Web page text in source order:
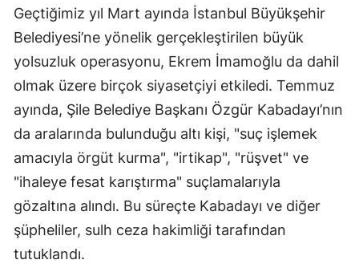
Geçtiğimiz yıl Mart ayında İstanbul Büyükşehir
Belediyesi’ne yönelik gerçekleştirilen büyük
yolsuzluk operasyonu, Ekrem İmamoğlu da dahil
olmak üzere birçok siyasetçiyi etkiledi. Temmuz
ayında, Şile Belediye Başkanı Özgür Kabadayı’nın
da aralarında bulunduğu altı kişi, "suç işlemek
amacıyla örgüt kurma", "irtikap", "rüşvet" ve
"ihaleye fesat karıştırma" suçlamalarıyla
gözaltına alındı. Bu süreçte Kabadayı ve diğer
şüpheliler, sulh ceza hakimliği tarafından
tutuklandı.